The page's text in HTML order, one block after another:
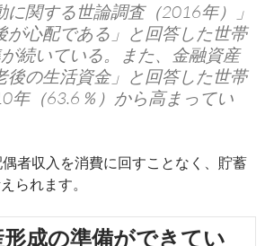
に関する世論調査（2016年）」
が心配である」と回答した世帯
続いている。また、金融資産
後の生活資金」と回答した世帯
年（63.6％）から高まってい
者収入を消費に回すことなく、貯蓄
られます。
成の準備ができてい